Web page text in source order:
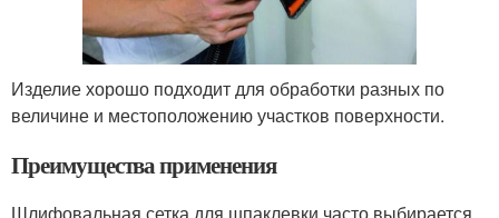
Изделие хорошо подходит для обработки разных по
величине и местоположению участков поверхности.
Преимущества применения
Шлифовальная сетка для шпаклевки часто выбирается